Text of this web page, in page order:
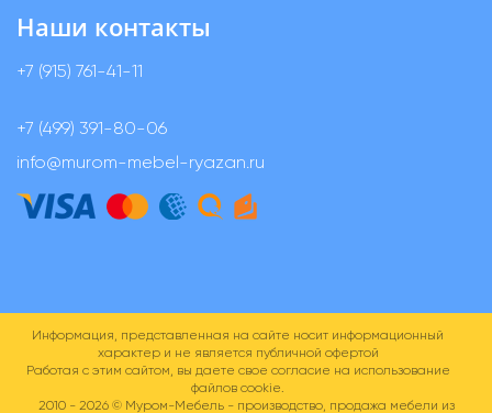
Наши контакты
+7 (915) 761-41-11
+7 (499) 391-80-06
info@murom-mebel-ryazan.ru
Информация, представленная на сайте носит информационный
характер и не является публичной офертой
Работая с этим сайтом, вы даете свое согласие на использование
файлов cookie.
2010 - 2026 ©Муром-Мебель - производство, продажа мебели из